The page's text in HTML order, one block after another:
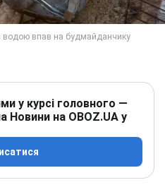
у курсі головного —
Новини на OBOZ.UA у